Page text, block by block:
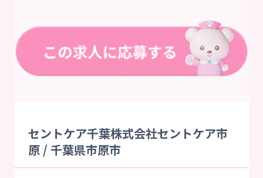
セントケア千葉株式会社セントケア市
原 / 千葉県市原市